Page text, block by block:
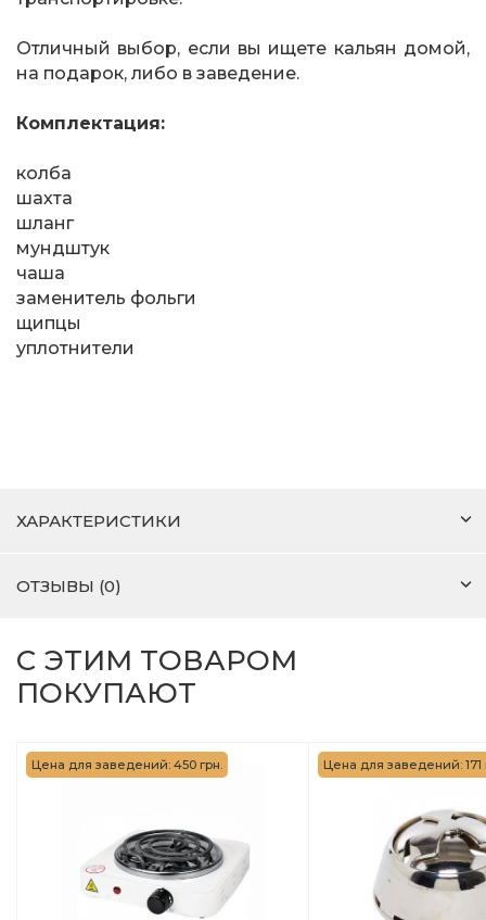
Отличный выбор, если вы ищете кальян домой,
на подарок, либо в заведение.
Комплектация:
колба
шахта
шланг
мундштук
чаша
заменитель фольги
щипцы
уплотнители
ХАРАКТЕРИСТИКИ
ОТЗЫВЫ (0)
С ЭТИМ ТОВАРОМ
ПОКУПАЮТ
Цена для заведений: 450 грн. Цена для заведений: 171